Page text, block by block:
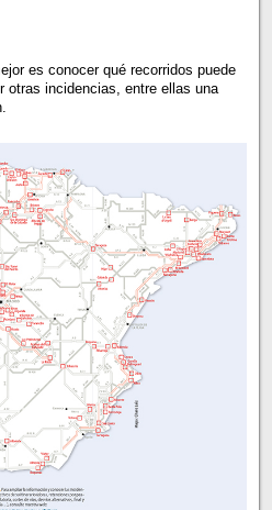
es conocer qué recorridos puede
otras incidencias, entre ellas una